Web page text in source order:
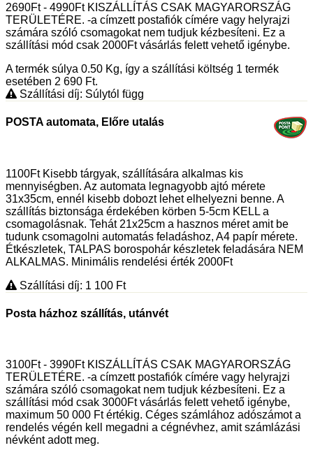
2690Ft - 4990Ft KISZÁLLÍTÁS CSAK MAGYARORSZÁG
TERÜLETÉRE. -a címzett postafiók címére vagy helyrajzi
számára szóló csomagokat nem tudjuk kézbesíteni. Ez a
szállítási mód csak 2000Ft vásárlás felett vehető igénybe.
A termék súlya 0.50 Kg, így a szállítási költség 1 termék
esetében 2 690 Ft.
Szállítási díj: Súlytól függ
POSTA automata, Előre utalás
1100Ft Kisebb tárgyak, szállítására alkalmas kis
mennyiségben. Az automata legnagyobb ajtó mérete
31x35cm, ennél kisebb dobozt lehet elhelyezni benne. A
szállítás biztonsága érdekében körben 5-5cm KELL a
csomagolásnak. Tehát 21x25cm a hasznos méret amit be
tudunk csomagolni automatás feladáshoz, A4 papír mérete.
Étkészletek, TALPAS borospohár készletek feladására NEM
ALKALMAS. Minimális rendelési érték 2000Ft
Szállítási díj: 1 100 Ft
Posta házhoz szállítás, utánvét
3100Ft - 3990Ft KISZÁLLÍTÁS CSAK MAGYARORSZÁG
TERÜLETÉRE. -a címzett postafiók címére vagy helyrajzi
számára szóló csomagokat nem tudjuk kézbesíteni. Ez a
szállítási mód csak 3000Ft vásárlás felett vehető igénybe,
maximum 50 000 Ft értékig. Céges számlához adószámot a
rendelés végén kell megadni a cégnévhez, amit számlázási
névként adott meg.